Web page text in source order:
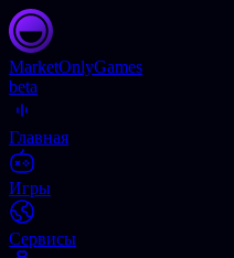
MarketOnlyGames
beta
Главная
Игры
Сервисы